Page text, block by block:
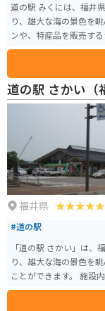
道の駅 みくには、福井
り、雄大な海の景色を
ンや、特産品を販売するショップがあ
新鮮な魚介類が販売さ
あります。お土産には
また、バイクで訪れる
めです。特に、道の駅
景色が楽しめ、バイク
道の駅 さかい（
福井県
#道の駅
「道の駅 さかい」は、
り、雄大な海の景色を
ことができます。 施設内には、レストラン、売店、情報コーナーなどがあ
り、地元の特産品や観
海鮮丼や、地元産の野